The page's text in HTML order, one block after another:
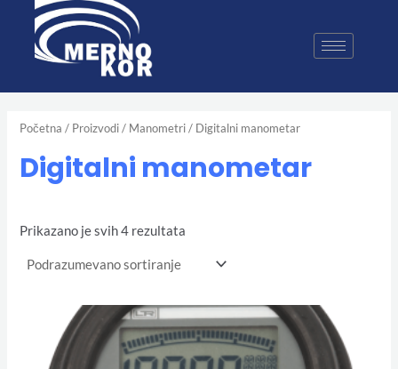
sadržaj
Početna / Proizvodi/ Manometri/ Digitalni manometar
Digitalni manometar
Prikazano je svih 4 rezultata